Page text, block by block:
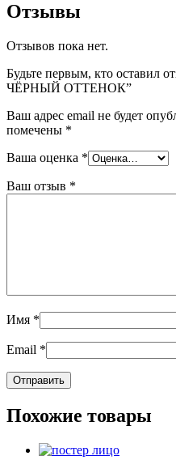
Отзывы
Отзывов пока нет.
Будьте первым, кто
ЧЁРНЫЙ ОТТЕНОК”
Ваш адрес email не будет
помечены *
Ваша оценка *
Ваш отзыв *
Имя *
Email *
Похожие товары